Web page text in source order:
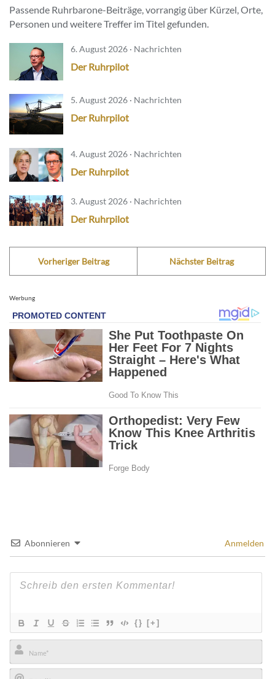
Passende Ruhrbarone-Beiträge, vorrangig über Kürzel, Orte,
Personen und weitere Treffer im Titel gefunden.
6. August 2026 · Nachrichten
Der Ruhrpilot
5. August 2026 · Nachrichten
Der Ruhrpilot
4. August 2026 · Nachrichten
Der Ruhrpilot
3. August 2026 · Nachrichten
Der Ruhrpilot
Vorheriger Beitrag Nächster Beitrag
Werbung
Abonnieren Anmelden
{} [+]
Name*